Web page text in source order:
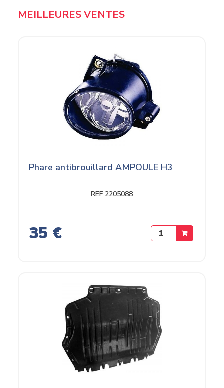
MEILLEURES VENTES
Phare antibrouillard AMPOULE H3
REF 2205088
35 €